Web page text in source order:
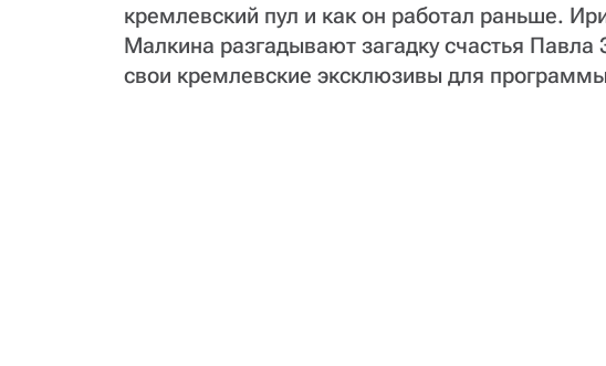
кремлевский пул и как он работал раньше.
Малкина разгадывают загадку счастья
свои кремлевские эксклюзивы для